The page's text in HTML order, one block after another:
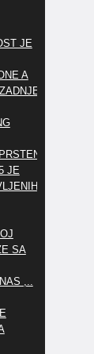
JE
A
JE
SA
,..